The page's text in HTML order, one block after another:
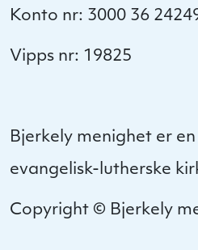
Konto nr: 3000 36
Vipps nr: 19825
Bjerkely menighet er
evangelisk-lutherske
Copyright © Bjerkely